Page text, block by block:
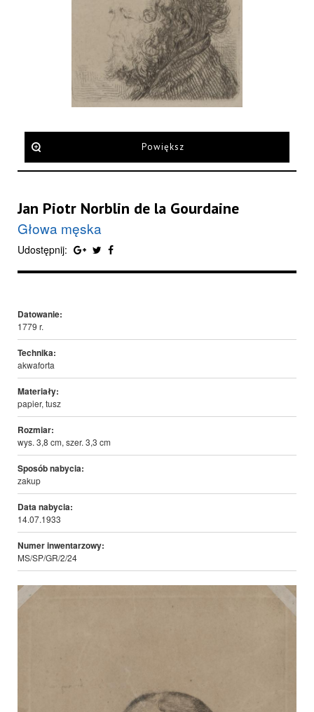
Powiększ
Jan Piotr Norblin de la Gourdaine
Głowa męska
Udostępnij:
Datowanie:
1779 r.
Technika:
akwaforta
Materiały:
papier, tusz
Rozmiar:
wys. 3,8 cm, szer. 3,3 cm
Sposób nabycia:
zakup
Data nabycia:
14.07.1933
Numer inwentarzowy:
MS/SP/GR/2/24